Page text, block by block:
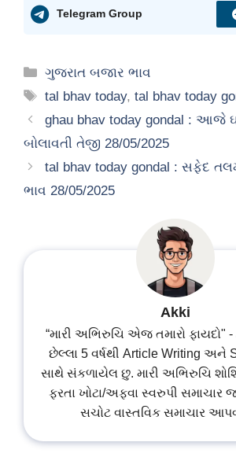
Telegram Group
Categories
ગુજરાત બજાર ભાવ
Tags
tal bhav today,tal bhav today
ghau bhav today gondal : આજે
બોલાવતી તેજી 28/05/2025
tal bhav today gondal : સફેદ
ભાવ 28/05/2025
Akki
“મારી અભિરુચિ એજ તમારો ફાયદો"
છેલ્લા 5 વર્ષથી Article Writing અને
સાથે સંકળાયેલ છુ. મારી અભિરુચિ
ફરતા ખોટા/અફવા સ્વરુપી સમાચાર
સચોટ વાસ્તવિક સમાચાર